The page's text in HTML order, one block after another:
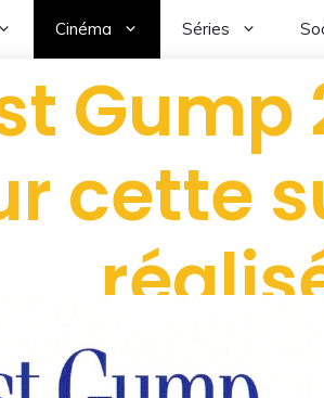
Cinéma Séries
cette